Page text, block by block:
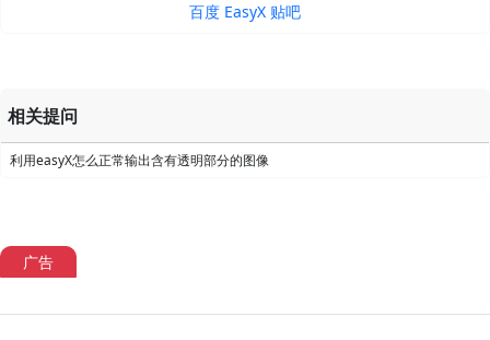
百度 EasyX 贴吧
相关提问
利用easyX怎么正常输出含有透明部分的图像
广告